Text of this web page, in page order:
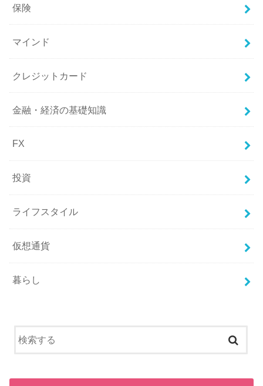
保険
マインド
クレジットカード
金融・経済の基礎知識
FX
投資
ライフスタイル
仮想通貨
暮らし